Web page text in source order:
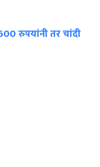
रुपयांनी तर चांदी